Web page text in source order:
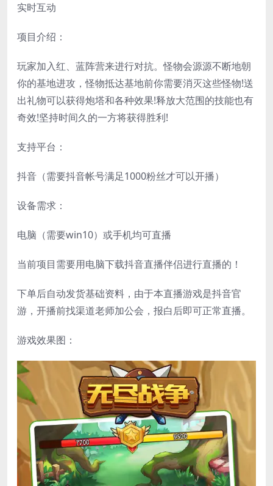
实时互动
项目介绍：
玩家加入红、蓝阵营来进行对抗。怪物会源源不断地朝
你的基地进攻，怪物抵达基地前你需要消灭这些怪物!送
出礼物可以获得炮塔和各种效果!释放大范围的技能也有
奇效!坚持时间久的一方将获得胜利!
支持平台：
抖音（需要抖音帐号满足1000粉丝才可以开播）
设备需求：
电脑（需要win10）或手机均可直播
当前项目需要用电脑下载抖音直播伴侣进行直播的！
下单后自动发货基础资料，由于本直播游戏是抖音官
游，开播前找渠道老师加公会，报白后即可正常直播。
游戏效果图：